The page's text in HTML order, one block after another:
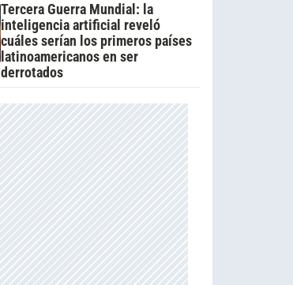
Tercera Guerra Mundial: la
inteligencia artificial reveló
cuáles serían los primeros países
latinoamericanos en ser
derrotados